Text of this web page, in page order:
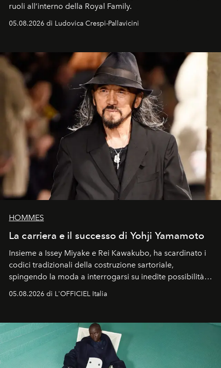
ruoli all’interno della Royal Family.
05.08.2026 di Ludovica Crespi-Pallavicini
HOMMES
La carriera e il successo di Yohji Yamamoto
Insieme a Issey Miyake e Rei Kawakubo, ha scardinato i
codici tradizionali della costruzione sartoriale,
spingendo la moda a interrogarsi su inedite possibilità
formali e a ridefinire il concetto stesso di silhouette.
un’impronta indelebile nella storia della moda.
05.08.2026 di L'OFFICIEL Italia